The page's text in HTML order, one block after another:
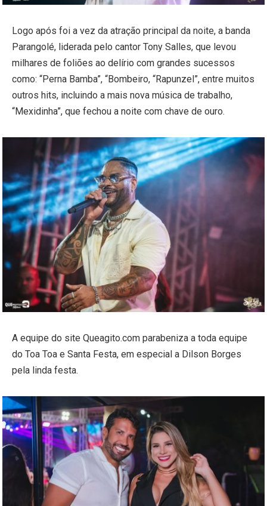
Logo após foi a vez da atração principal da noite, a banda
Parangolé, liderada pelo cantor Tony Salles, que levou
milhares de foliões ao delírio com grandes sucessos
como: “Perna Bamba”, “Bombeiro, “Rapunzel”, entre muitos
outros hits, incluindo a mais nova música de trabalho,
“Mexidinha”, que fechou a noite com chave de ouro.
A equipe do site Queagito.com parabeniza a toda equipe
do Toa Toa e Santa Festa, em especial a Dilson Borges
pela linda festa.